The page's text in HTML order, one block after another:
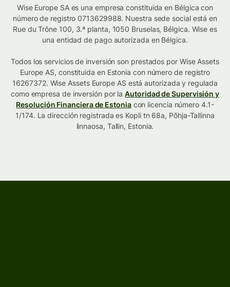
Wise Europe SA es una empresa constituida en Bélgica con
número de registro 0713629988. Nuestra sede social está en
Rue du Trône 100, 3.ª planta, 1050 Bruselas, Bélgica. Wise es
una entidad de pago autorizada en Bélgica.
Todos los servicios de inversión son prestados por Wise Assets
Europe AS, constituida en Estonia con número de registro
16267372. Wise Assets Europe AS está autorizada y regulada
como empresa de inversión por laAutoridad de Supervisión y
Resolución Financiera de Estoniacon licencia número 4.1-
1/174. La dirección registrada es Kopli tn 68a, Põhja-Tallinna
linnaosa, Tallin, Estonia.